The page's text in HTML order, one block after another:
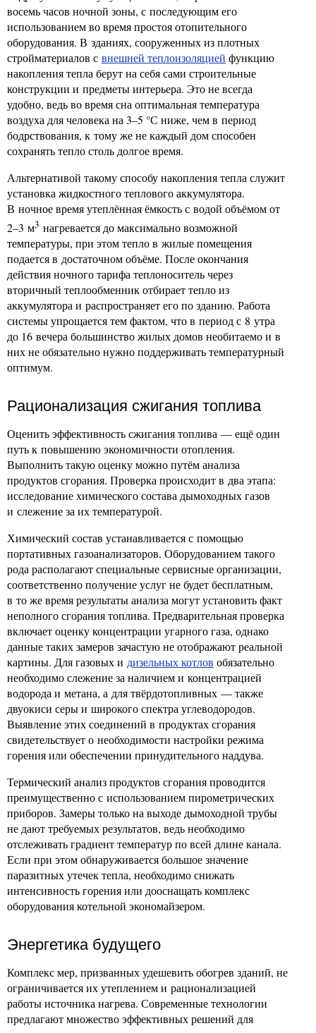
восемь часов ночной зоны, с последующим его
использованием во время простоя отопительного
оборудования. В зданиях, сооруженных из плотных
стройматериалов с внешней теплоизоляцией функцию
накопления тепла берут на себя сами строительные
конструкции и предметы интерьера. Это не всегда
удобно, ведь во время сна оптимальная температура
воздуха для человека на 3–5 °С ниже, чем в период
бодрствования, к тому же не каждый дом способен
сохранять тепло столь долгое время.
Альтернативой такому способу накопления тепла служит
установка жидкостного теплового аккумулятора.
В ночное время утеплённая ёмкость с водой объёмом от
2–3 м3 нагревается до максимально возможной
температуры, при этом тепло в жилые помещения
подается в достаточном объёме. После окончания
действия ночного тарифа теплоноситель через
вторичный теплообменник отбирает тепло из
аккумулятора и распространяет его по зданию. Работа
системы упрощается тем фактом, что в период с 8 утра
до 16 вечера большинство жилых домов необитаемо и в
них не обязательно нужно поддерживать температурный
оптимум.
Рационализация сжигания топлива
Оценить эффективность сжигания топлива — ещё один
путь к повышению экономичности отопления.
Выполнить такую оценку можно путём анализа
продуктов сгорания. Проверка происходит в два этапа:
исследование химического состава дымоходных газов
и слежение за их температурой.
Химический состав устанавливается с помощью
портативных газоанализаторов. Оборудованием такого
рода располагают специальные сервисные организации,
соответственно получение услуг не будет бесплатным,
в то же время результаты анализа могут установить факт
неполного сгорания топлива. Предварительная проверка
включает оценку концентрации угарного газа, однако
данные таких замеров зачастую не отображают реальной
картины. Для газовых и дизельных котлов обязательно
необходимо слежение за наличием и концентрацией
водорода и метана, а для твёрдотопливных — также
двуокиси серы и широкого спектра углеводородов.
Выявление этих соединений в продуктах сгорания
свидетельствует о необходимости настройки режима
горения или обеспечении принудительного наддува.
Термический анализ продуктов сгорания проводится
преимущественно с использованием пирометрических
приборов. Замеры только на выходе дымоходной трубы
не дают требуемых результатов, ведь необходимо
отслеживать градиент температур по всей длине канала.
Если при этом обнаруживается большое значение
паразитных утечек тепла, необходимо снижать
интенсивность горения или дооснащать комплекс
оборудования котельной экономайзером.
Энергетика будущего
Комплекс мер, призванных удешевить обогрев зданий, не
ограничивается их утеплением и рационализацией
работы источника нагрева. Современные технологии
предлагают множество эффективных решений для